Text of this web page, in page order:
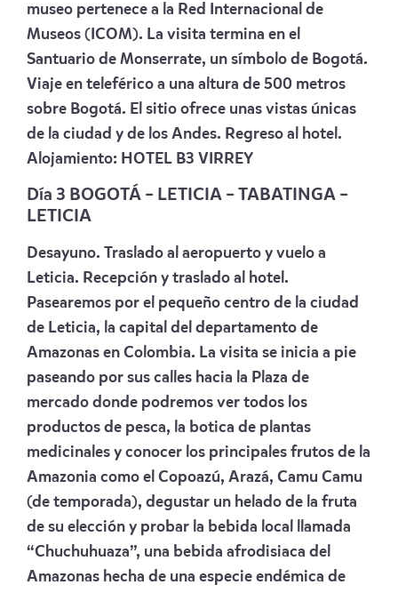
museo pertenece a la Red Internacional de
Museos (ICOM). La visita termina en el
Santuario de Monserrate, un símbolo de Bogotá.
Viaje en teleférico a una altura de 500 metros
sobre Bogotá. El sitio ofrece unas vistas únicas
de la ciudad y de los Andes. Regreso al hotel.
Alojamiento: HOTEL B3 VIRREY
Día 3 BOGOTÁ – LETICIA – TABATINGA –
LETICIA
Desayuno. Traslado al aeropuerto y vuelo a
Leticia. Recepción y traslado al hotel.
Pasearemos por el pequeño centro de la ciudad
de Leticia, la capital del departamento de
Amazonas en Colombia. La visita se inicia a pie
paseando por sus calles hacia la Plaza de
mercado donde podremos ver todos los
productos de pesca, la botica de plantas
medicinales y conocer los principales frutos de la
Amazonia como el Copoazú, Arazá, Camu Camu
(de temporada), degustar un helado de la fruta
de su elección y probar la bebida local llamada
“Chuchuhuaza”, una bebida afrodisiaca del
Amazonas hecha de una especie endémica de